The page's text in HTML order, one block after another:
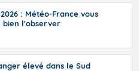
: Météo-France vous
bien l'observer
élevé dans le Sud